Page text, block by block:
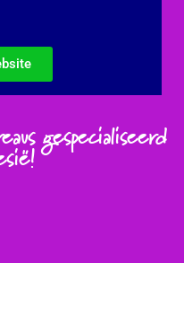
gespecialiseerd